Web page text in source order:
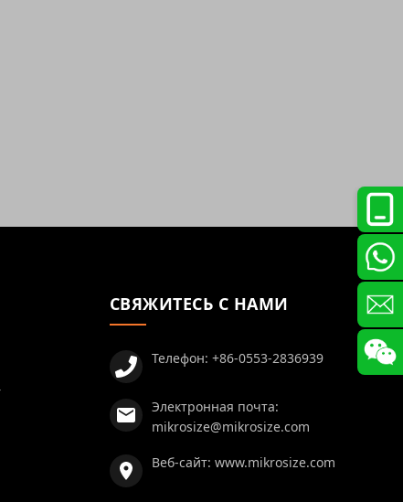
СВЯЖИТЕСЬ С НАМИ
Телефон: +86-0553-2836939
Электронная почта:
mikrosize@mikrosize.com
Веб-сайт: www.mikrosize.com